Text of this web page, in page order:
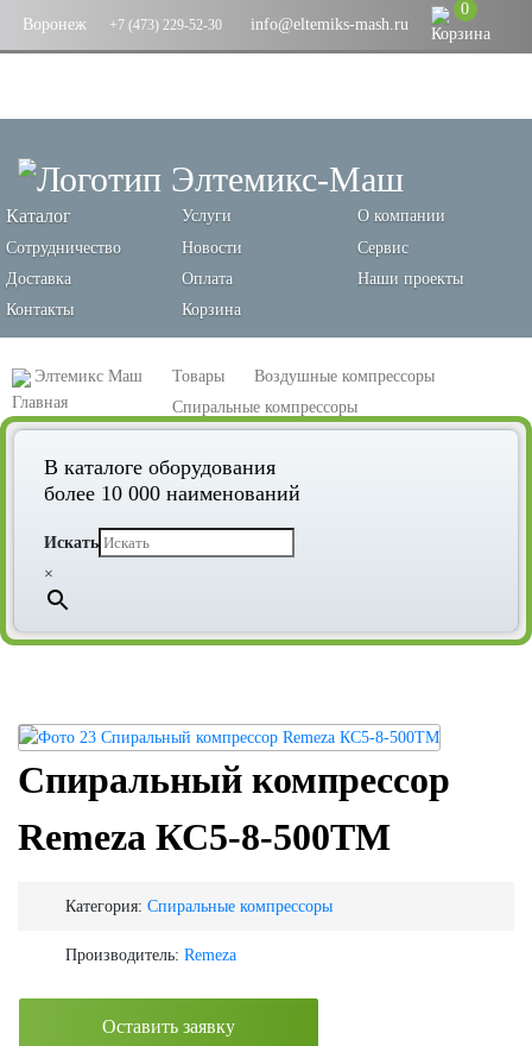
Воронеж +7 (473) 229-52-30 info@eltemiks-mash.ru
0
Каталог Услуги
О компании
Сотрудничество
Новости
Сервис
Доставка
Оплата
Наши проекты
Контакты
Корзина
Элтемикс Маш Товары
Воздушные компрессоры
Спиральные компрессоры
Спиральный компрессор Remeza КС5-8-500ТМ
В каталоге оборудования
более 10 000 наименований
Искать
×
Спиральный компрессор
Remeza КС5-8-500ТМ
Категория: Спиральные компрессоры
Производитель: Remeza
Оставить заявку